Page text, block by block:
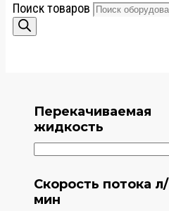
Поиск товаров
Перекачиваемая
жидкость
Скорость потока л/
мин